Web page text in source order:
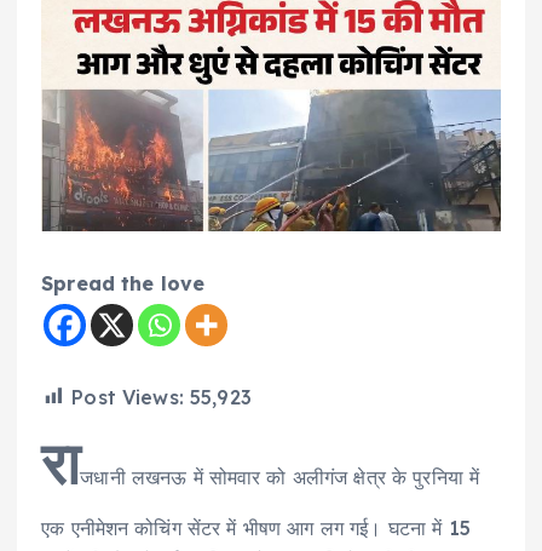
Spread the love
Post Views: 55,923
राजधानी लखनऊ में सोमवार को अलीगंज क्षेत्र के पुरनिया में
एक एनीमेशन कोचिंग सेंटर में भीषण आग लग गई। घटना में 15